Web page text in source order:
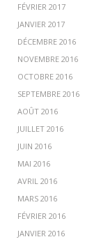
FÉVRIER 2017
JANVIER 2017
DÉCEMBRE 2016
NOVEMBRE 2016
OCTOBRE 2016
SEPTEMBRE 2016
AOÛT 2016
JUILLET 2016
JUIN 2016
MAI 2016
AVRIL 2016
MARS 2016
FÉVRIER 2016
JANVIER 2016